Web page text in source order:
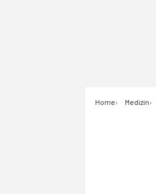
Home Medizin